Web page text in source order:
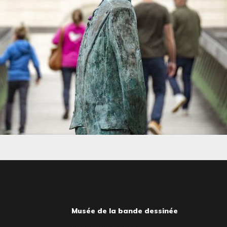
Musée de la bande dessinée